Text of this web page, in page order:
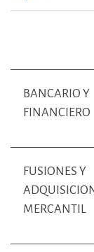
BANCARIO Y
FINANCIERO
FUSIONES Y
MERCANTIL